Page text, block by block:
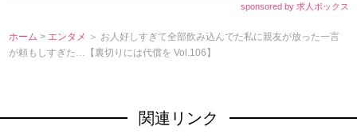
sponsored by 求人ボックス
ホーム > エンタメ ＞ お人好しすぎて全部飲み込んでた私に親友が放った一言
が頼もしすぎた…【裏切りには代償を Vol.106】
関連リンク